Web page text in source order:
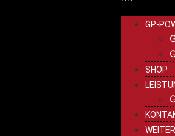
GP-
SHOP